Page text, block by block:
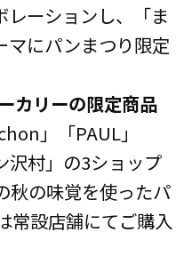
レーションし、「ま
マにパンまつり限定
カリーの限定商品
」「PAUL」
沢村」の3ショップ
秋の味覚を使ったパ
常設店舗にてご購入